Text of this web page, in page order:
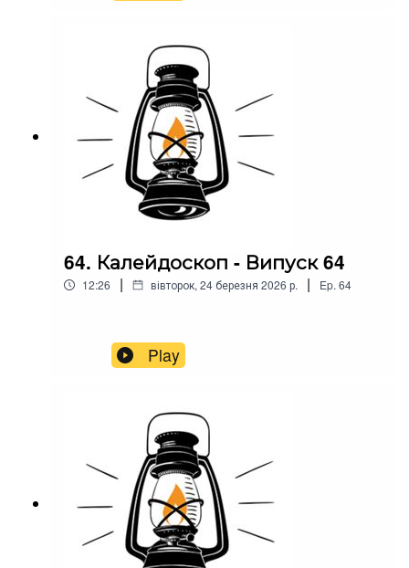
64. Калейдоскоп - Випуск 64
12:26 | вівторок, 24 березня 2026 р. | Ep. 64
Play